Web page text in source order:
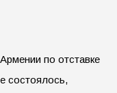
по отставке
состоялось,